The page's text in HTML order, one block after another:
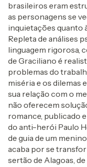
brasileiros eram
as personagens se
inquietações quanto
Repleta de análises
linguagem rigorosa,
de Graciliano é
problemas do
miséria e os dilemas
sua relação com o
não oferecem
romance, publicado
do anti-herói Paulo
de guia de um
acaba por se
sertão de Alagoas,